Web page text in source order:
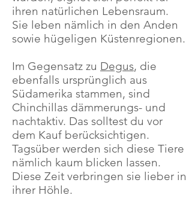
ihren natürlichen Lebensraum.
Sie leben nämlich in den Anden
sowie hügeligen Küstenregionen.
Im Gegensatz zu Degus, die
ebenfalls ursprünglich aus
Südamerika stammen, sind
Chinchillas dämmerungs- und
nachtaktiv. Das solltest du vor
dem Kauf berücksichtigen.
Tagsüber werden sich diese Tiere
nämlich kaum blicken lassen.
Diese Zeit verbringen sie lieber in
ihrer Höhle.